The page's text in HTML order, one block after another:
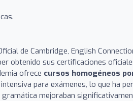
de Cambridge, English
obtenido sus certificaciones
ofrece cursos homogéneos
para exámenes, lo que ha
mejoraban